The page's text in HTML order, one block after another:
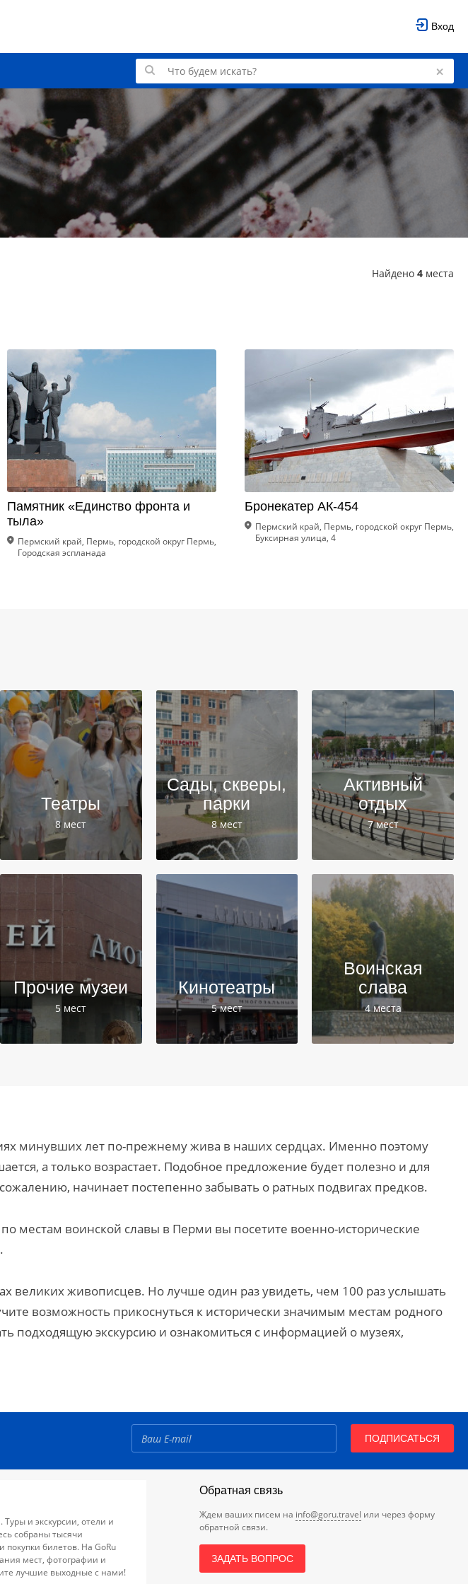
Вход
Найдено 4 места
Памятник «Единство фронта и
тыла»
Пермский край, Пермь, городской округ Пермь,
Городская эспланада
Бронекатер АК-454
Пермский край, Пермь, городской округ Пермь,
Буксирная улица, 4
Театры
8 мест
Сады, скверы,
парки
8 мест
Активный
отдых
7 мест
Прочие музеи
5 мест
Кинотеатры
5 мест
Воинская
слава
4 места
минувших лет по-прежнему жива в наших сердцах. Именно поэтому
а только возрастает. Подобное предложение будет полезно и для
начинает постепенно забывать о ратных подвигах предков.
местам воинской славы в Перми вы посетите военно-исторические
великих живописцев. Но лучше один раз увидеть, чем 100 раз услышать
возможность прикоснуться к исторически значимым местам родного
подходящую экскурсию и ознакомиться с информацией о музеях,
ПОДПИСАТЬСЯ
и экскурсии, отели и
собраны тысячи
билетов. На GoRu
мест, фотографии и
лучшие выходные с нами!
Обратная связь
Ждем ваших писем на info@goru.travel или через форму
обратной связи.
ЗАДАТЬ ВОПРОС